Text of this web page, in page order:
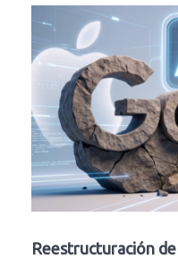
Reestructuración